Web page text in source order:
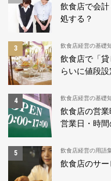
飲食店で会
処する？
飲食店経営の基礎
飲食店で「貸
らいに値段
飲食店経営の基礎
飲食店の営
営業日・時
飲食店経営の用語
飲食店のサ